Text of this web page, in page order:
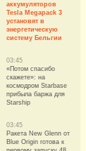
аккумуляторов
Tesla Megapack 3
установят в
энергетическую
систему Бельгии
03:45
«Потом спасибо
скажете»: на
космодром Starbase
прибыла баржа для
Starship
03:45
Ракета New Glenn от
Blue Origin готова к